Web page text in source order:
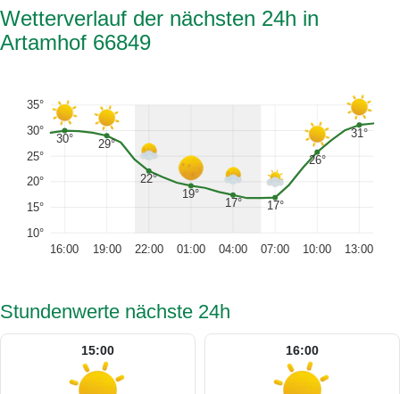
Wetterverlauf der nächsten 24h in
Artamhof 66849
10°
15°
20°
25°
30°
35°
30° 29°
22°
19°
17° 17°
26°
31°
16:00 19:00 22:00 01:00 04:00 07:00 10:00 13:00
Stundenwerte nächste 24h
15:00 16:00